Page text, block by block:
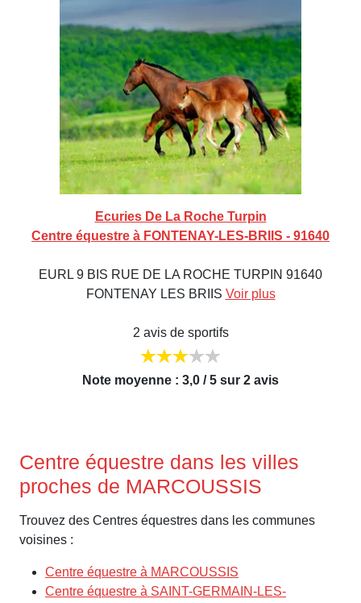
Ecuries De La Roche Turpin
Centre équestre à FONTENAY-LES-BRIIS - 91640
EURL 9 BIS RUE DE LA ROCHE TURPIN 91640
FONTENAY LES BRIIS Voir plus
2 avis de sportifs
Note moyenne : 3,0 / 5 sur 2 avis
Centre équestre dans les villes
proches de MARCOUSSIS
Trouvez des Centres équestres dans les communes
voisines :
Centre équestre à MARCOUSSIS
Centre équestre à SAINT-GERMAIN-LES-